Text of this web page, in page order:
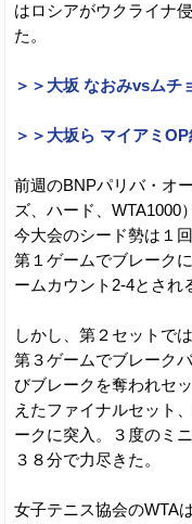
はロシアがウクライナ
た。
＞＞大坂 なおみvsムチ
＞＞大坂ら マイアミ
前週のBNPパリバ・オ
ズ、ハード、WTA1000
今大会のシード勢は１
第１ゲームでブレーク
ームカウント2-4とされ
しかし、第２セットで
第３ゲームでブレーク
びブレークを奪われセ
えたファイナルセット
ークに突入。３度のミ
３８分で力尽きた。
女子テニス協会のWTA